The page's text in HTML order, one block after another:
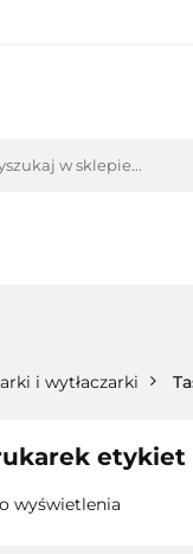
i wytłaczarki
etykiet
wyświetlenia